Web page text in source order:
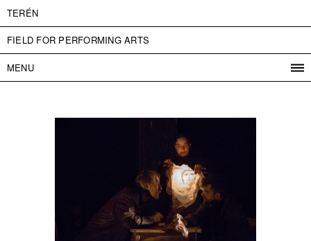
TERÉN
FIELD FOR PERFORMING ARTS
MENU